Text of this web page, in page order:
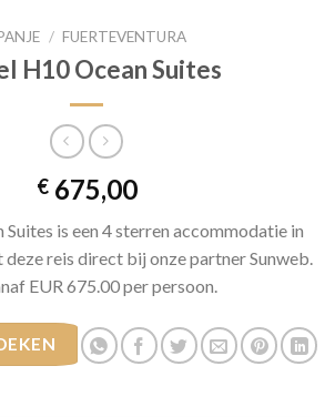
/ FUERTEVENTURA
H10 Ocean Suites
€675,00
is een 4 sterren accommodatie in
reis direct bij onze partner Sunweb.
EUR 675.00 per persoon.